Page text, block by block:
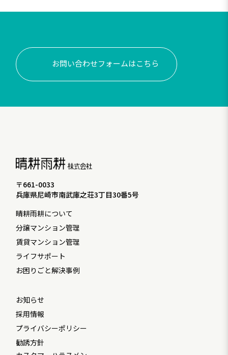
お問い合わせフォームはこちら
〒661-0033
兵庫県尼崎市南武庫之荘3丁目30番5号
晴耕雨耕について
分譲マンション管理
賃貸マンション管理
ライフサポート
お困りごと解決事例
お知らせ
採用情報
プライバシーポリシー
勧誘方針